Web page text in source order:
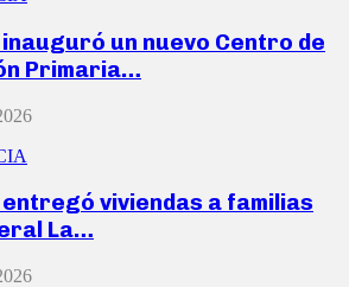
un nuevo Centro de
Primaria…
viviendas a familias
La…